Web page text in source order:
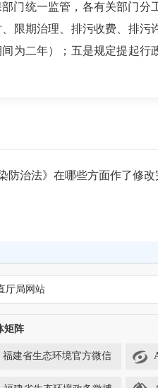
门统一监管，各有关部门
限期治理、排污收费、排
为二年）；五是规定提起
防治法》在哪些方面作了修改
具体规定了工业噪声污染
生干扰周围生活环境的过
”的监督管理部门为公安部门
厅局网站
矩阵
福建省生态环境官方微信